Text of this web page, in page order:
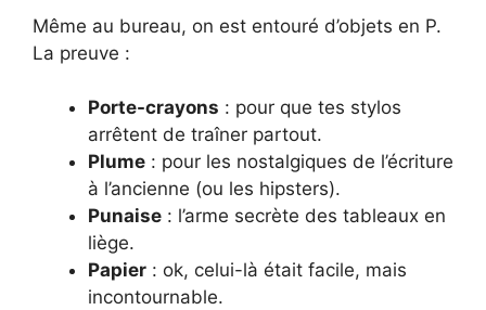
Même au bureau, on est entouré d’objets en P.
La preuve :
Porte-crayons : pour que tes stylos
arrêtent de traîner partout.
Plume : pour les nostalgiques de l’écriture
à l’ancienne (ou les hipsters).
Punaise : l’arme secrète des tableaux en
liège.
Papier : ok, celui-là était facile, mais
incontournable.